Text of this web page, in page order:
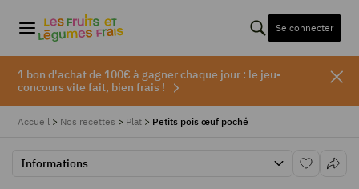
Se connecter
1 bon d'achat de 100€ à gagner chaque jour : le jeu-
concours vite fait, bien frais !
Accueil > Nos recettes > Plat > Petits pois œuf poché
Informations